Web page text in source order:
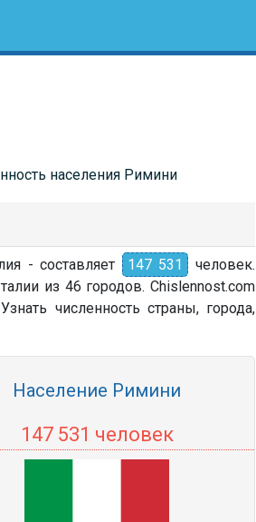
населения Римини
- составляет 147 531
человек.
из 46 городов. Chislennost.com
численность страны, города,
Население Римини
147 531 человек